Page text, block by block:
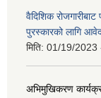
वैदिशिक
पुरस्कारको लागि
मिति: 01/19/2023
अभिमुखिकरण